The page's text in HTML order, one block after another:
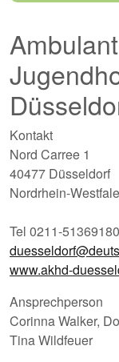
Kontakt
Nord Carree 1
40477 Düsseldorf
Nordrhein-
Tel 0211-51369180
www.akhd-
Ansprechperson
Corinna Walker,
Tina Wildfeuer